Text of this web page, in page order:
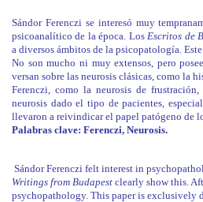
Sándor Ferenczi se interesó muy
psicoanalítico de la época. LosEscritos de
a diversos ámbitos de la psicopatología.
No son mucho ni muy extensos, pero
versan sobre las neurosis clásicas, como la
Ferenczi, como la neurosis de
neurosis dado el tipo de pacientes,
llevaron a reivindicar el papel patógeno de
Palabras clave: Ferenczi, Neurosis.
Sándor Ferenczi felt interest in
Writings from Budapest clearly show this.
psychopathology. This paper is exclusively